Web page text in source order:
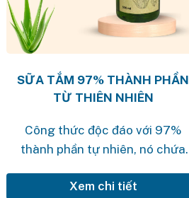
SỮA TẮM 97% THÀNH PHẦN
TỪ THIÊN NHIÊN
Công thức độc đáo với 97%
thành phần tự nhiên, nó chứa
và nha đam. Sản phẩm giúp làm
Xem chi tiết